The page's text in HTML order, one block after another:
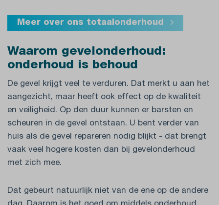
Meer over ons totaalonderhoud
Waarom gevelonderhoud:
onderhoud is behoud
De gevel krijgt veel te verduren. Dat merkt u aan het
aangezicht, maar heeft ook effect op de kwaliteit
en veiligheid. Op den duur kunnen er barsten en
scheuren in de gevel ontstaan. U bent verder van
huis als de gevel repareren nodig blijkt - dat brengt
vaak veel hogere kosten dan bij gevelonderhoud
met zich mee.
Dat gebeurt natuurlijk niet van de ene op de andere